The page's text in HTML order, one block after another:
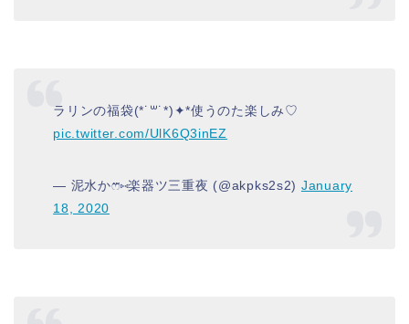
ラリンの福袋(*˙꒳˙*)✦*使うのた楽しみ♡
pic.twitter.com/UlK6Q3inEZ
— 泥水かෆ⃛⑅楽器ツ三重夜 (@akpks2s2) January
18, 2020